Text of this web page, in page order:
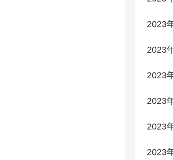
2023
2023
2023
2023
2023
2023